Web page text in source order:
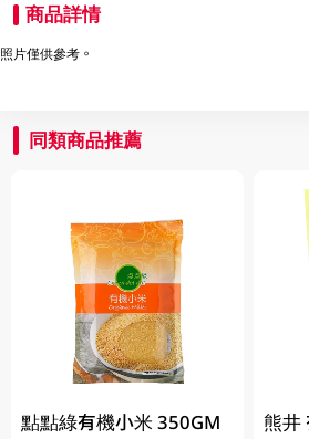
商品詳情
照片僅供參考。
同類商品推薦
點點綠有機小米 350GM 熊井